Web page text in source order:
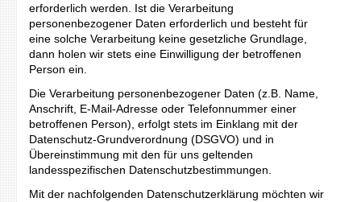
erforderlich werden. Ist die Verarbeitung
personenbezogener Daten erforderlich und besteht für
eine solche Verarbeitung keine gesetzliche Grundlage,
dann holen wir stets eine Einwilligung der betroffenen
Person ein.
Die Verarbeitung personenbezogener Daten (z.B. Name,
Anschrift, E-Mail-Adresse oder Telefonnummer einer
betroffenen Person), erfolgt stets im Einklang mit der
Datenschutz-Grundverordnung (DSGVO) und in
Übereinstimmung mit den für uns geltenden
landesspezifischen Datenschutzbestimmungen.
Mit der nachfolgenden Datenschutzerklärung möchten wir